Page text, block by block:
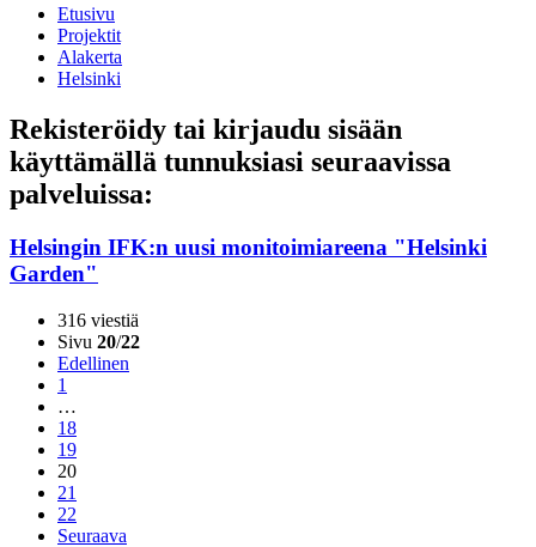
Etusivu
Projektit
Alakerta
Helsinki
Rekisteröidy tai kirjaudu sisään
käyttämällä tunnuksiasi seuraavissa
palveluissa:
Helsingin IFK:n uusi monitoimiareena "Helsinki
Garden"
316 viestiä
Sivu 20/22
Edellinen
1
…
18
19
20
21
22
Seuraava